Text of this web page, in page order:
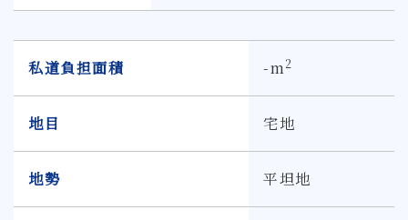
私道負担面積 -m2
地目 宅地
地勢 平坦地